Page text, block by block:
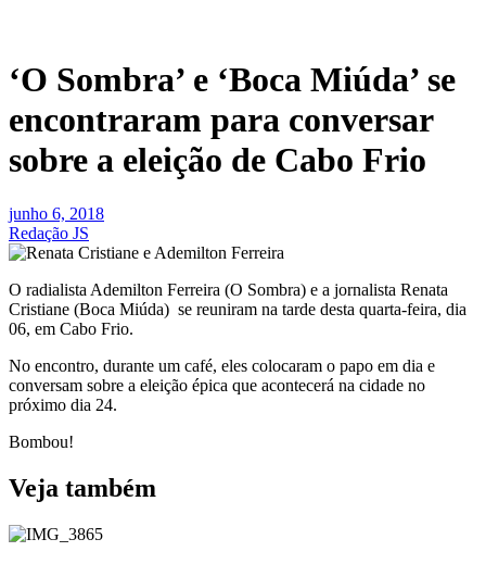
‘O Sombra’ e ‘Boca Miúda’ se
encontraram para conversar
sobre a eleição de Cabo Frio
junho 6, 2018
Redação JS
O radialista Ademilton Ferreira (O Sombra) e a jornalista Renata
Cristiane (Boca Miúda) se reuniram na tarde desta quarta-feira, dia
06, em Cabo Frio.
No encontro, durante um café, eles colocaram o papo em dia e
conversam sobre a eleição épica que acontecerá na cidade no
próximo dia 24.
Bombou!
Veja também